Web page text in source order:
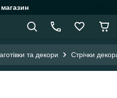
та декори Стрічки